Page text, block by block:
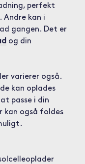
perfekt
Andre kan i
gangen. Det er
og din
varierer også.
kan oplades
passe i din
kan også foldes